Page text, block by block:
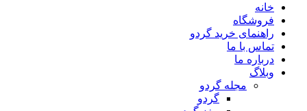
خانه
فروشگاه
راهنمای خرید گردو
تماس با ما
درباره ما
وبلاگ
مجله گردو
گردو